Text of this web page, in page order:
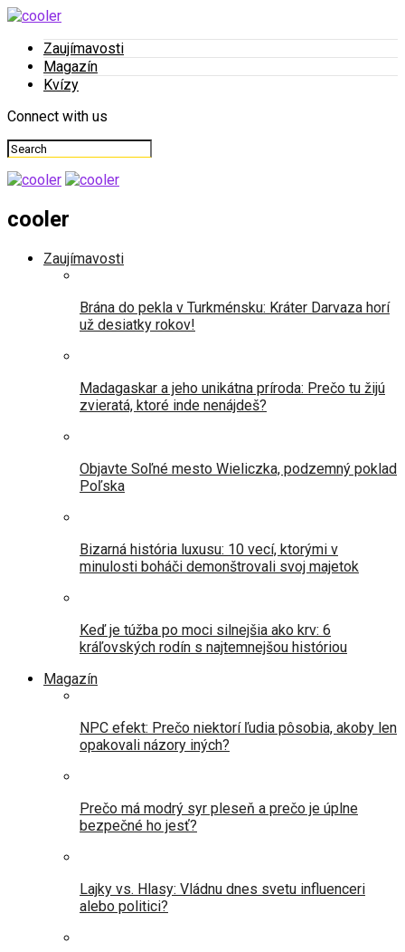
Zaujímavosti
Magazín
Kvízy
Connect with us
cooler
Zaujímavosti
Brána do pekla v Turkménsku: Kráter Darvaza horí
už desiatky rokov!
Madagaskar a jeho unikátna príroda: Prečo tu žijú
zvieratá, ktoré inde nenájdeš?
Objavte Soľné mesto Wieliczka, podzemný poklad
Poľska
Bizarná história luxusu: 10 vecí, ktorými v
minulosti boháči demonštrovali svoj majetok
Keď je túžba po moci silnejšia ako krv: 6
kráľovských rodín s najtemnejšou históriou
Magazín
NPC efekt: Prečo niektorí ľudia pôsobia, akoby len
opakovali názory iných?
Prečo má modrý syr pleseň a prečo je úplne
bezpečné ho jesť?
Lajky vs. Hlasy: Vládnu dnes svetu influenceri
alebo politici?